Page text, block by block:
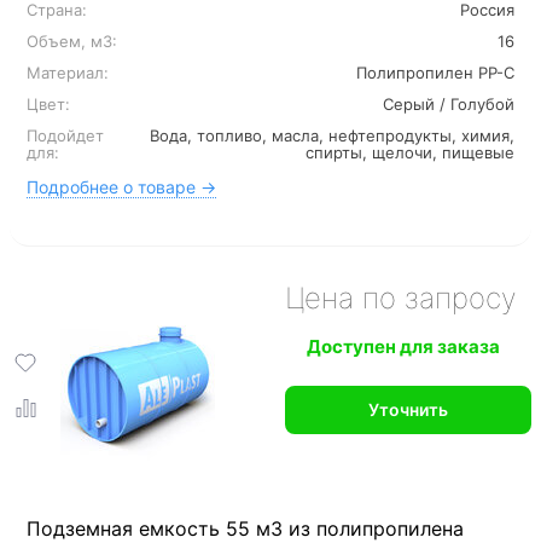
Страна:
Россия
Объем, м3:
16
Материал:
Полипропилен PP-C
Цвет:
Серый / Голубой
Подойдет
для:
Вода, топливо, масла, нефтепродукты, химия,
спирты, щелочи, пищевые
Подробнее о товаре →
Подземная емкость 55 м3 из полипропилена
Цена по запросу
Доступен для заказа
Уточнить